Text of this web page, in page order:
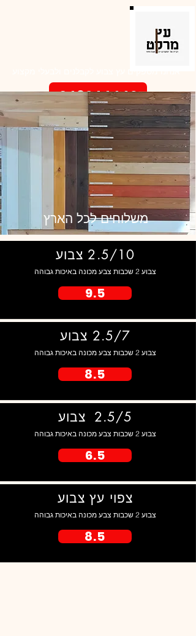
048644446
משלוחים לכל הארץ
2.5/10 צבוע
צבוע 2 שכבות צבע מכונה באיכות גבוהה
9.5
2.5/7 צבוע
צבוע 2 שכבות צבע מכונה באיכות גבוהה
8.5
2.5/5 צבוע
צבוע 2 שכבות צבע מכונה באיכות גבוהה
6.5
צפוי עץ צבוע
צבוע 2 שכבות צבע מכונה באיכות גבוהה
8.5